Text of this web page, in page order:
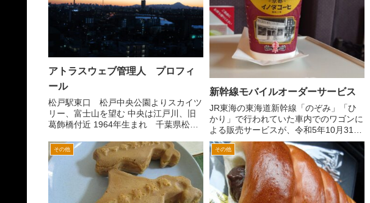
アトラスウェブ管理人 プロフィ
ール
松戸駅東口 松戸中央公園よりスカイツ
リー、富士山を望む 中央は江戸川、旧
葛飾橋付近 1964年生まれ 千葉県松戸
ATLAS WEB.COM管理人 陸海空自衛
隊、航空祭、旅客機、海上保安庁、パト
カー、白バ...
新幹線モバイルオーダーサービス
JR東海の東海道新幹線「のぞみ」「ひ
かり」で行われていた車内でのワゴンに
よる販売サービスが、令和5年10月31日
に終了しました。 翌11月1日からは、グ
リーン車のモバイルオーダーサービスと
いうものが導入され、乗客が食べ物や飲
み物をスマートフ...
その他 その他